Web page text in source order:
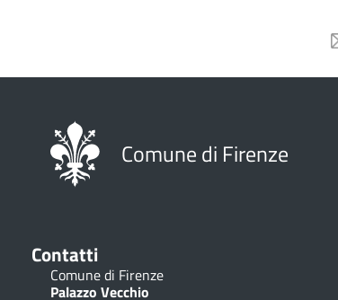
Comune di Firenze
Contatti
Comune di Firenze
Palazzo Vecchio